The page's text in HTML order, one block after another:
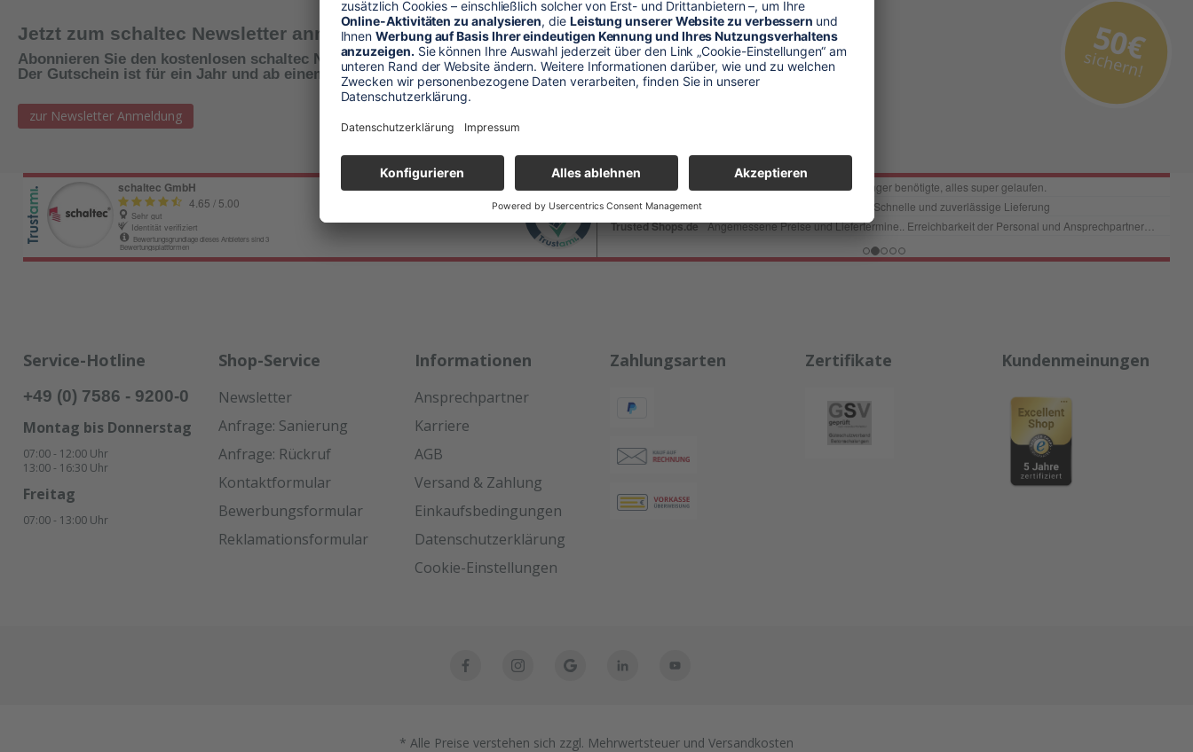
Jetzt zum schaltec Newsletter anmelden & 50€ Gutschein sichern
Abonnieren Sie den kostenlosen schaltec Newsletter und verpassen Sie keine Neuigkeit oder Aktion mehr.
Der Gutschein ist für ein Jahr und ab einem Warenwert von 500,00 € gültig.
zur Newsletter Anmeldung
50€
sichern!
Service-Hotline
+49 (0) 7586 - 9200-0
Montag bis Donnerstag
07:00 - 12:00 Uhr
13:00 - 16:30 Uhr
Freitag
07:00 - 13:00 Uhr
Shop-Service
Newsletter
Anfrage: Sanierung
Anfrage: Rückruf
Kontaktformular
Bewerbungsformular
Reklamationsformular
Informationen
Ansprechpartner
Karriere
AGB
Versand & Zahlung
Einkaufsbedingungen
Datenschutzerklärung
Cookie-Einstellungen
Zahlungsarten Zertifikate Kundenmeinungen
* Alle Preise verstehen sich zzgl. Mehrwertsteuer und Versandkosten